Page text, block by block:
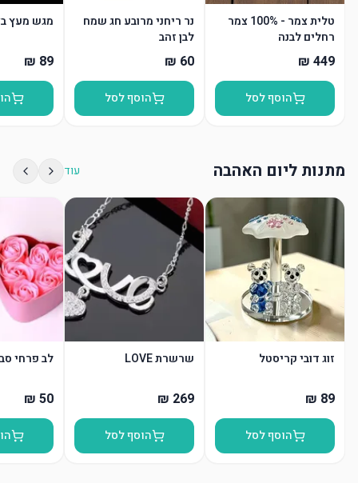
טלית צמר - 100% צמר
רחלים לבנה
הוסף לסל
נר ריחני מרובע חג שמח
לבן זהב
הוסף לסל
מגש מעץ
מתנות ליום האהבה עוד
זוג דובי קריסטל
הוסף לסל
שרשרת LOVE
הוסף לסל
לב פרחי